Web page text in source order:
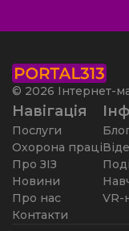
© 2026 Інтернет-
Навігація
Послуги
Охорона праці
Про ЗІЗ
Новини
Про нас
Контакти
VR-